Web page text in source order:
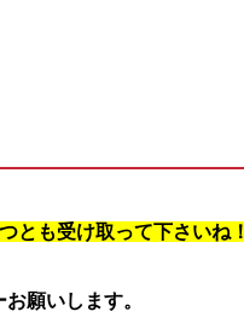
とも受け取って下さいね！
願いします。